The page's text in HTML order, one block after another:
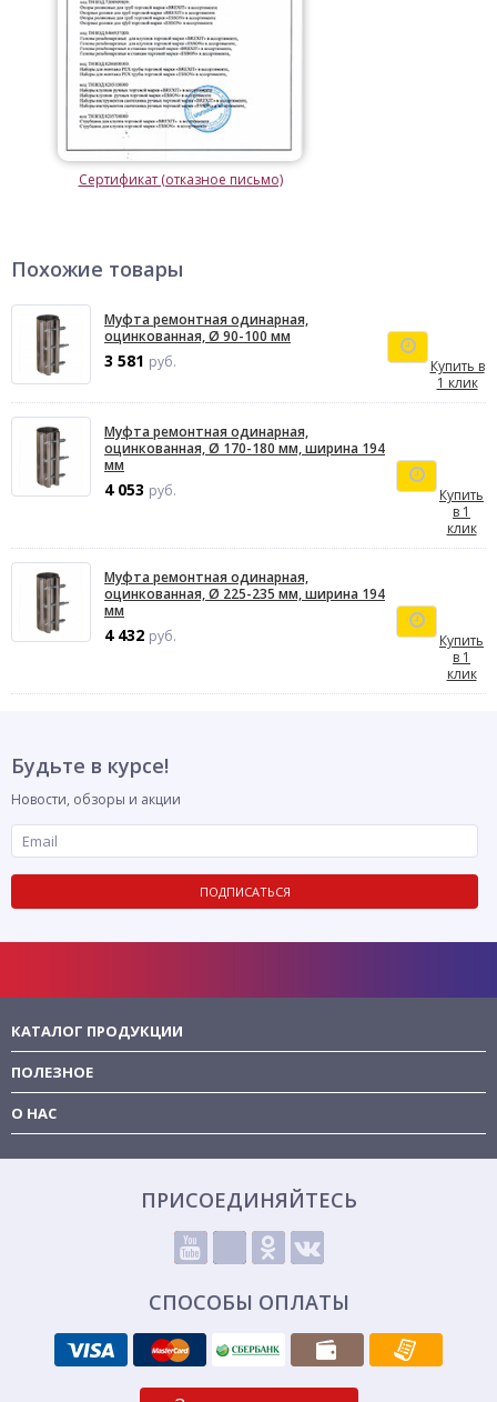
Сертификат (отказное письмо)
Похожие товары
Муфта ремонтная одинарная,
оцинкованная, Ø 90-100 мм
3 581 руб.
Купить в
1 клик
Муфта ремонтная одинарная,
оцинкованная, Ø 170-180 мм, ширина 194
мм
4 053 руб.
Купить
в 1
клик
Муфта ремонтная одинарная,
оцинкованная, Ø 225-235 мм, ширина 194
мм
4 432 руб.
Купить
в 1
клик
Будьте в курсе!
Новости, обзоры и акции
ПОДПИСАТЬСЯ
КАТАЛОГ ПРОДУКЦИИ
ПОЛЕЗНОЕ
О НАС
ПРИСОЕДИНЯЙТЕСЬ
СПОСОБЫ ОПЛАТЫ